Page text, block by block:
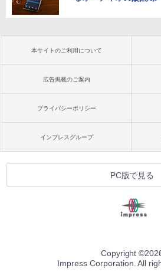
本サイトのご利用について
広告掲載のご案内
プライバシーポリシー
インプレスグループ
PC版で見る
Copyright ©
Impress Corporation. All